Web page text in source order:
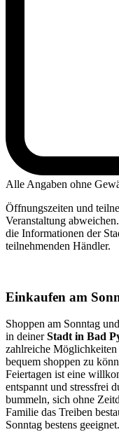
Alle Angaben ohne
Öffnungszeiten und
Veranstaltung
die Informationen der
teilnehmenden Händler.
Einkaufen am
Shoppen am Sonntag
in deinerStadt in Bad
zahlreiche
bequem shoppen zu
Feiertagen ist eine
entspannt und stressfrei
bummeln, sich ohne
Familie das Treiben
Sonntag bestens geeignet.